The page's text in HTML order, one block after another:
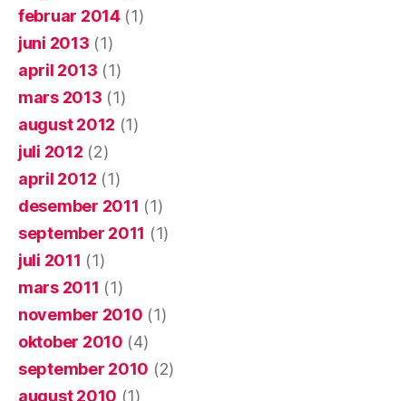
februar 2014(1)
juni 2013 (1)
april 2013 (1)
mars 2013 (1)
august 2012 (1)
juli 2012 (2)
april 2012 (1)
desember 2011 (1)
september 2011 (1)
juli 2011 (1)
mars 2011 (1)
november 2010 (1)
oktober 2010 (4)
september 2010 (2)
august 2010 (1)